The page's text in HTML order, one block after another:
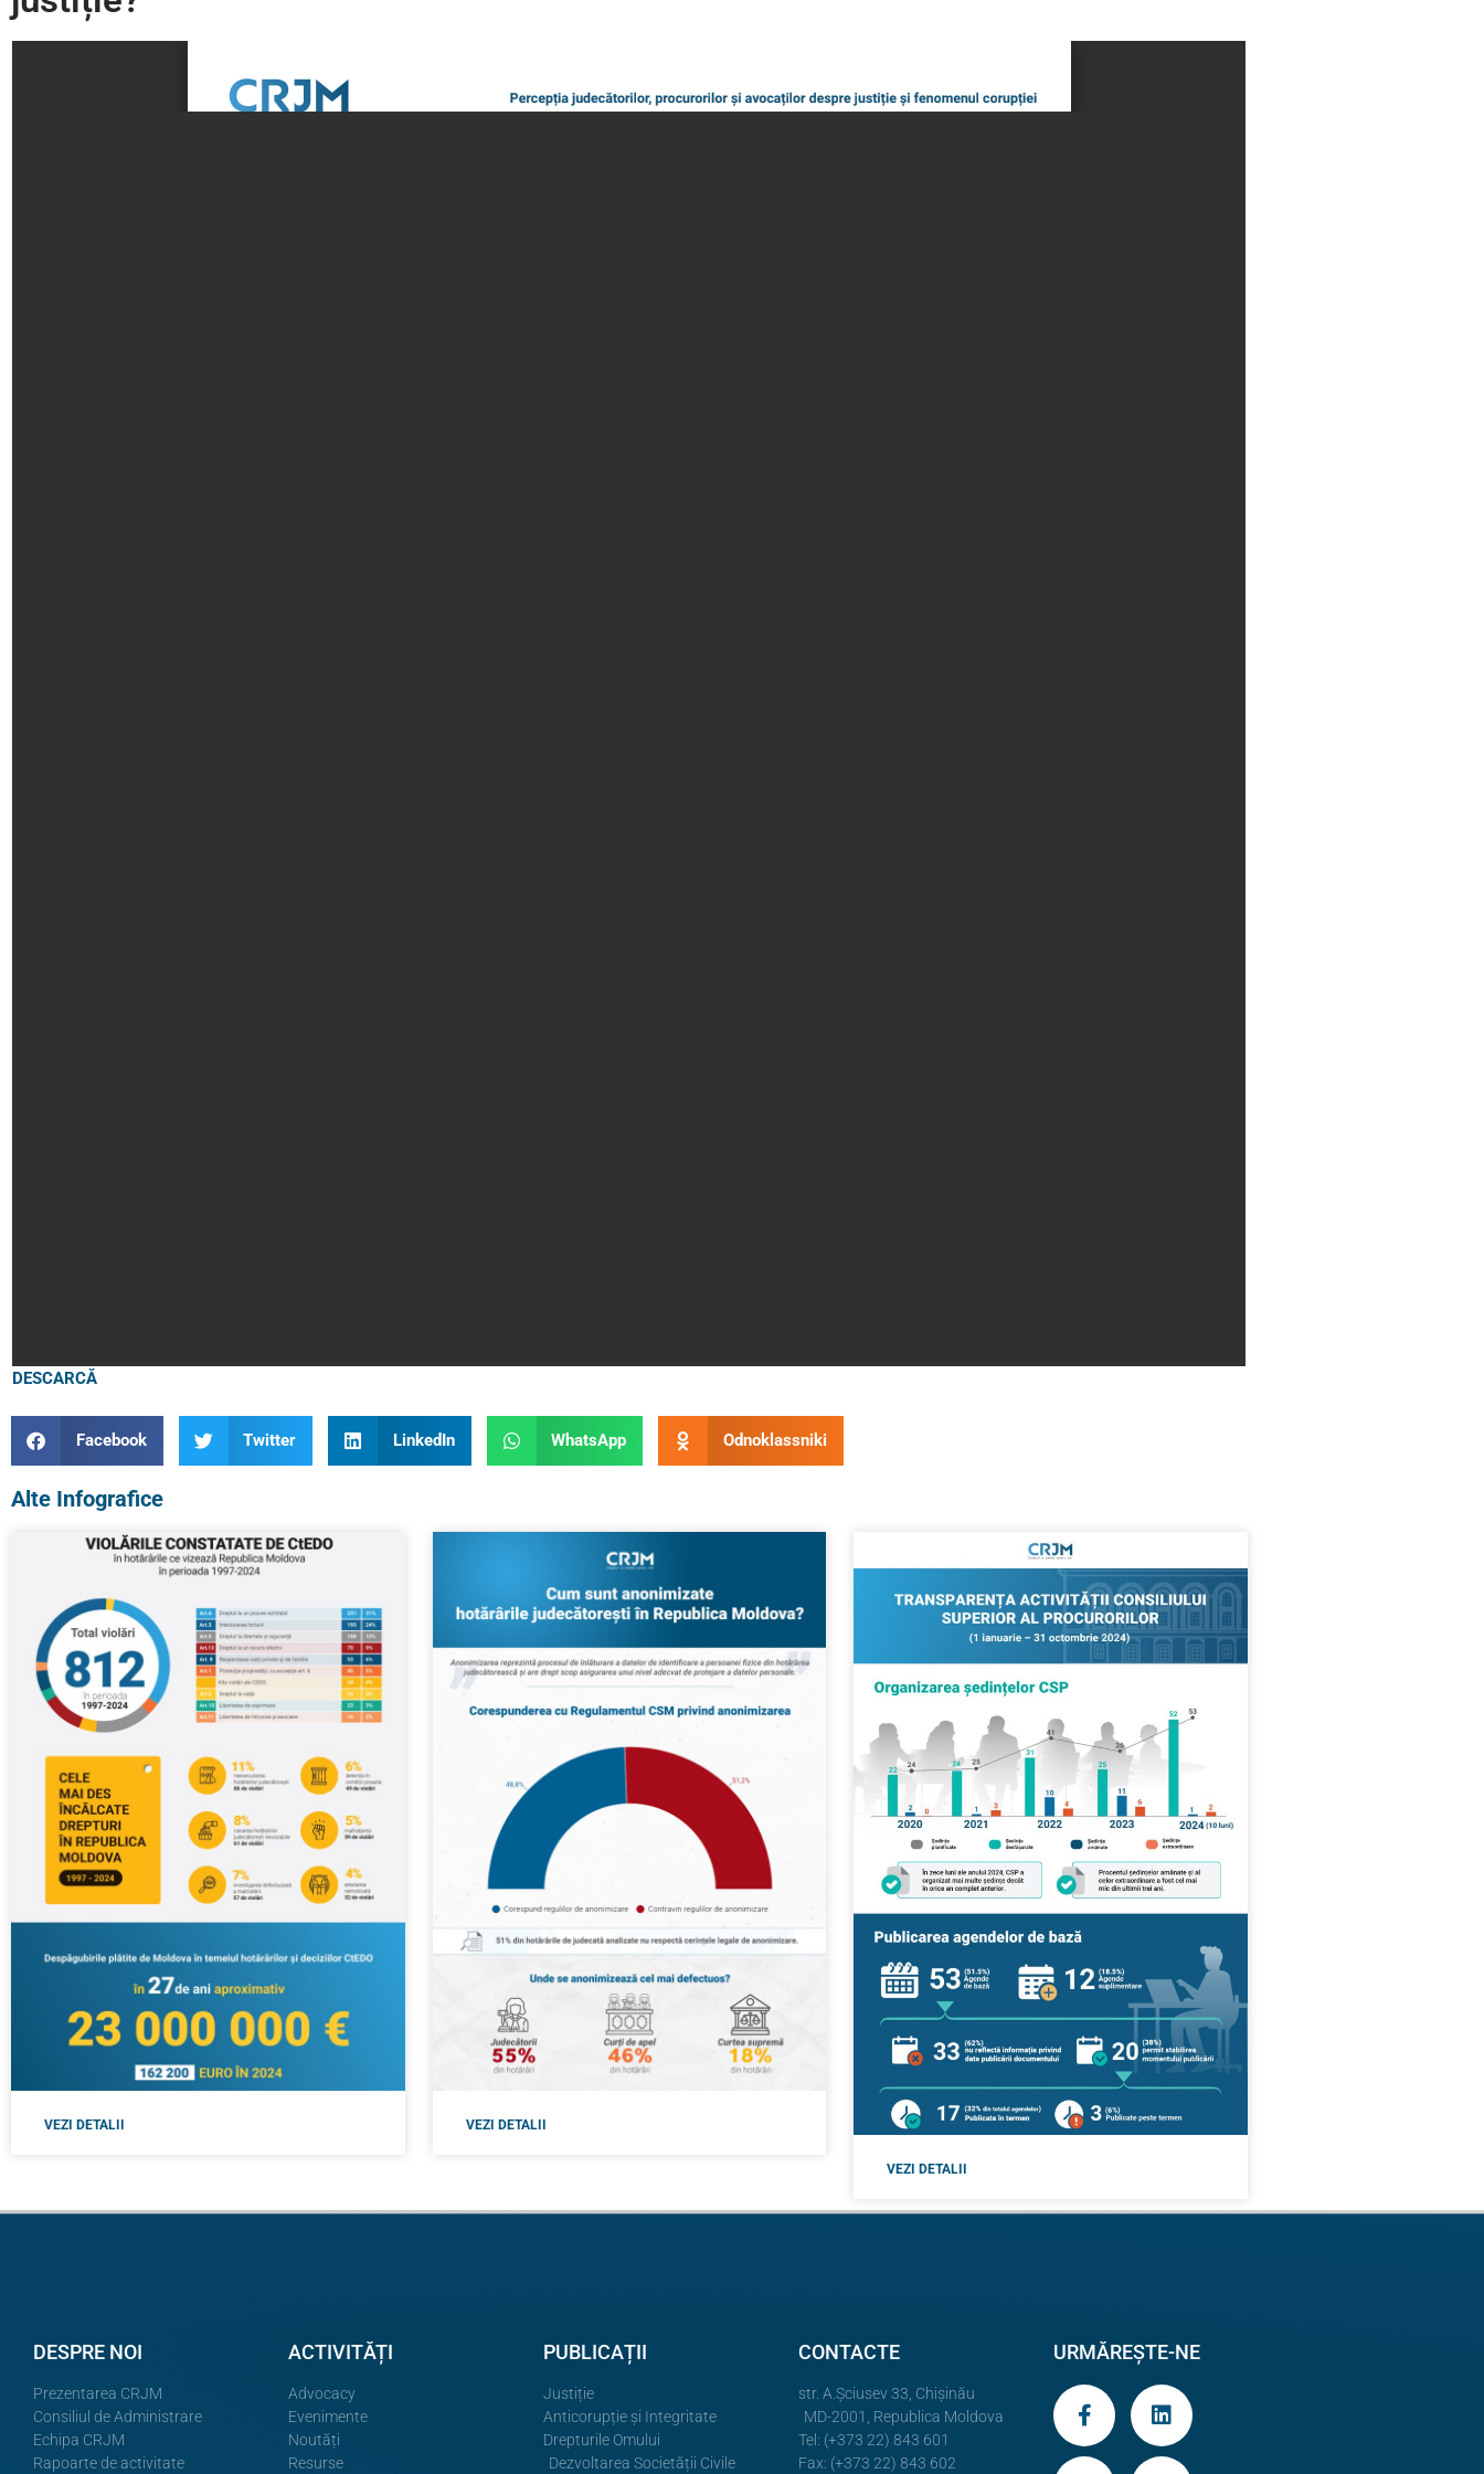
DESCARCĂ
Facebook Twitter LinkedIn WhatsApp Odnoklassniki
Alte Infografice
VEZI DETALII VEZI DETALII
VEZI DETALII
DESPRE NOI
Prezentarea CRJM
Consiliul de Administrare
Echipa CRJM
Rapoarte de activitate
ACTIVITĂȚI
Advocacy
Evenimente
Noutăți
Resurse
PUBLICAȚII
Justiție
Anticorupție și Integritate
Drepturile Omului
Dezvoltarea Societății Civile
CONTACTE
str. A.Şciusev 33, Chișinău
MD-2001, Republica Moldova
Tel: (+373 22) 843 601
Fax: (+373 22) 843 602
URMĂREȘTE-NE